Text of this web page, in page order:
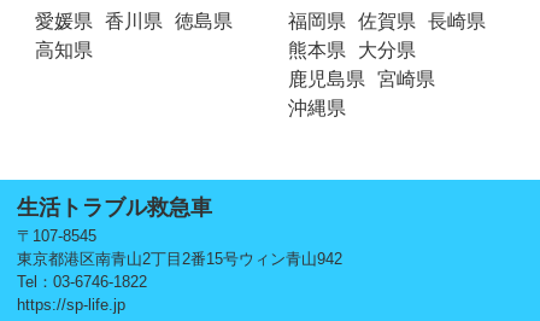
愛媛県 香川県
徳島県
高知県
福岡県 佐賀県
長崎県
熊本県
大分県
鹿児島県
宮崎県
沖縄県
生活トラブル救急車
〒107-8545
東京都港区南青山2丁目2番15号ウィン青山942
Tel：03-6746-1822
https://sp-life.jp